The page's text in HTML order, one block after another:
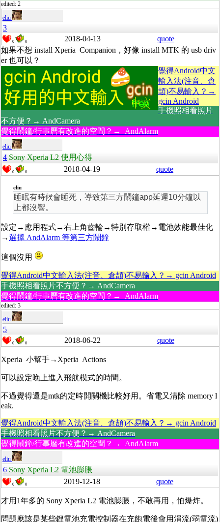
edited: 2
eliu
3
0 0 2018-04-13
quote
如果不想 install Xperia Companion，好像 install MTK 的 usb driv
er 也可以？
覺得Android中文
輸入法(注音、倉
頡)不易輸入？→
gcin Android
手機照相看照片
不方便？→ AndCamera
覺得鬧鐘/行事曆有改進的空間？→ AndAlarm
eliu
4 Sony Xperia L2 使用心得
0 0 2018-04-19 quote
eliu
睡眠有時候會睡死，導致第三方鬧鐘app延遲10分鐘以
上都沒響。
設定→應用程式→右上角齒輪→特別存取權→電池效能最佳化
→選擇 AndAlarm 等第三方鬧鐘
這個沒用
覺得Android中文輸入法(注音、倉頡)不易輸入？→ gcin Android
手機照相看照片不方便？→ AndCamera
覺得鬧鐘/行事曆有改進的空間？→ AndAlarm
edited: 3
eliu
5
0 0 2018-06-22 quote
Xperia 小幫手→Xperia Actions
可以設定晚上進入飛航模式的時間。
不過覺得還是mtk的定時開關機比較好用。省電又清除 memory l
eak.
覺得Android中文輸入法(注音、倉頡)不易輸入？→ gcin Android
手機照相看照片不方便？→ AndCamera
覺得鬧鐘/行事曆有改進的空間？→ AndAlarm
eliu
6 Sony Xperia L2 電池膨脹
0 0 2019-12-18 quote
才用1年多的 Sony Xperia L2 電池膨脹，不敢再用，怕爆炸。
問題應該是某些鋰電池充電控制器在充飽電後會用涓流(弱電流)